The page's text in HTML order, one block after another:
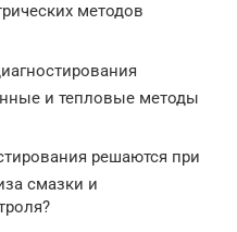
методов
и тепловые методы
решаются при
смазки и